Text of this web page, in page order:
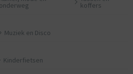
onderweg koffers
Muziek en Disco
Kinderfietsen